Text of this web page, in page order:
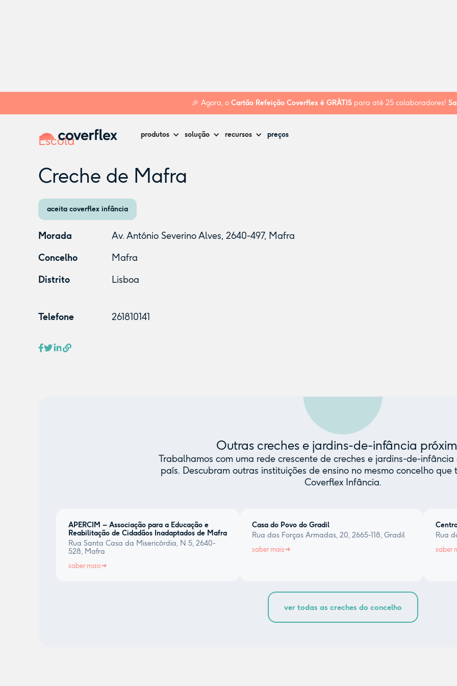
🎉 Agora, o Cartão Refeição Coverflex é GRÁTIS para até 25 colaboradores!
produtos solução recursos preços
Escola
Creche de Mafra
aceita coverflex infância
Morada
Av. António Severino Alves, 2640-497, Mafra
Concelho
Mafra
Distrito
Lisboa
Telefone 261810141
Outras creches e jardins-de-infância
Trabalhamos com uma rede crescente de creches e jardins-de-
país. Descubram outras instituições de ensino no mesmo concelho
Coverflex Infância.
APERCIM – Associação para a Educação e
Reabilitação de Cidadãos Inadaptados de Mafra
Rua Santa Casa da Misericórdia, N 5, 2640-
528, Mafra
saber mais
Casa do Povo do Gradil
Rua das Forças Armadas, 20, 2665-118, Gradil
saber mais
Rua
saber
ver todas as creches do concelho